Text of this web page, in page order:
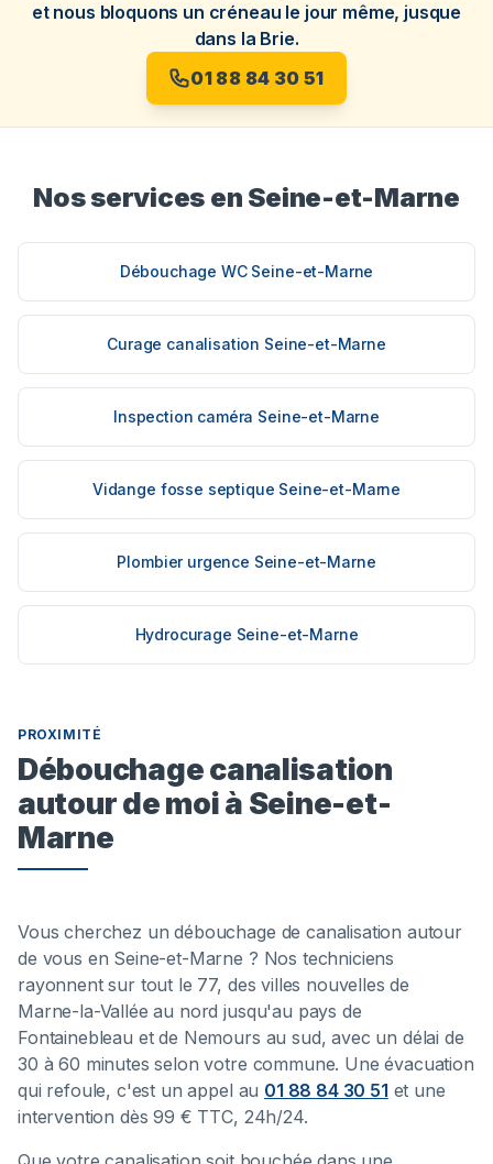
et nous bloquons un créneau le jour même, jusque
dans la Brie.
01 88 84 30 51
Nos services en Seine-et-Marne
Débouchage WC Seine-et-Marne
Curage canalisation Seine-et-Marne
Inspection caméra Seine-et-Marne
Vidange fosse septique Seine-et-Marne
Plombier urgence Seine-et-Marne
Hydrocurage Seine-et-Marne
PROXIMITÉ
Débouchage canalisation
autour de moi à Seine-et-
Marne
Vous cherchez un débouchage de canalisation autour
de vous en Seine-et-Marne ? Nos techniciens
rayonnent sur tout le 77, des villes nouvelles de
Marne-la-Vallée au nord jusqu'au pays de
Fontainebleau et de Nemours au sud, avec un délai de
30 à 60 minutes selon votre commune. Une évacuation
qui refoule, c'est un appel au 01 88 84 30 51 et une
intervention dès 99 € TTC, 24h/24.